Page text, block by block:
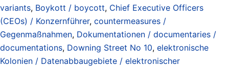
variants, Boykott / boycott, Chief Executive Officers
(CEOs) / Konzernführer, countermeasures /
Gegenmaßnahmen, Dokumentationen / documentaries /
documentations, Downing Street No 10, elektronische
Kolonien / Datenabbaugebiete / elektronischer